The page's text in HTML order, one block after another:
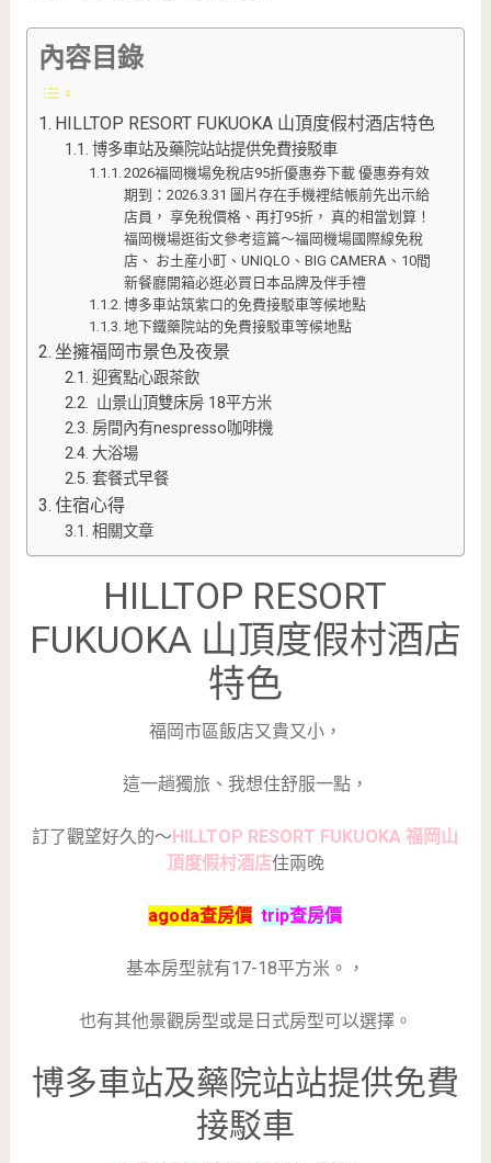
內容目錄
HILLTOP RESORT FUKUOKA 山頂度假村酒店特色
博多車站及藥院站站提供免費接駁車
2026福岡機場免稅店95折優惠券下載 優惠券有效
期到：2026.3.31 圖片存在手機裡結帳前先出示給
店員， 享免稅價格、再打95折， 真的相當划算！
福岡機場逛街文參考這篇～福岡機場國際線免稅
店、 お土産小町、UNIQLO、BIG CAMERA、10間
新餐廳開箱必逛必買日本品牌及伴手禮
博多車站筑紫口的免費接駁車等候地點
地下鐵藥院站的免費接駁車等候地點
坐擁福岡市景色及夜景
迎賓點心跟茶飲
山景山頂雙床房 18平方米
房間內有nespresso咖啡機
大浴場
套餐式早餐
住宿心得
相關文章
HILLTOP RESORT
FUKUOKA 山頂度假村酒店
特色
福岡市區飯店又貴又小，
這一趟獨旅、我想住舒服一點，
訂了觀望好久的～HILLTOP RESORT FUKUOKA 福岡山
頂度假村酒店住兩晚
agoda查房價 trip查房價
基本房型就有17-18平方米。，
也有其他景觀房型或是日式房型可以選擇。
博多車站及藥院站站提供免費
接駁車